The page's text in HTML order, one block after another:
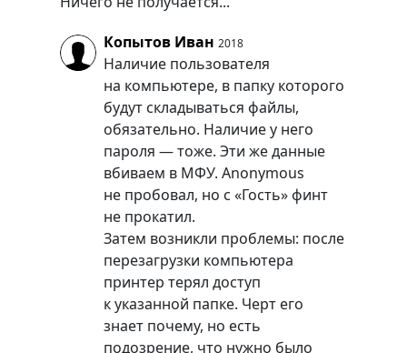
Копытов Иван 2018
Наличие пользователя
на компьютере, в папку которого
будут складываться файлы,
обязательно. Наличие у него
пароля — тоже. Эти же данные
вбиваем в МФУ. Anonymous
не пробовал, но с «Гость» финт
не прокатил.
Затем возникли проблемы: после
перезагрузки компьютера
принтер терял доступ
к указанной папке. Черт его
знает почему, но есть
подозрение, что нужно было